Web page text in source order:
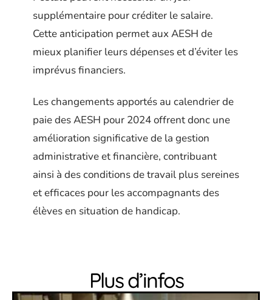
supplémentaire pour créditer le salaire.
Cette anticipation permet aux AESH de
mieux planifier leurs dépenses et d’éviter les
imprévus financiers.
Les changements apportés au calendrier de
paie des AESH pour 2024 offrent donc une
amélioration significative de la gestion
administrative et financière, contribuant
ainsi à des conditions de travail plus sereines
et efficaces pour les accompagnants des
élèves en situation de handicap.
Plus d’infos